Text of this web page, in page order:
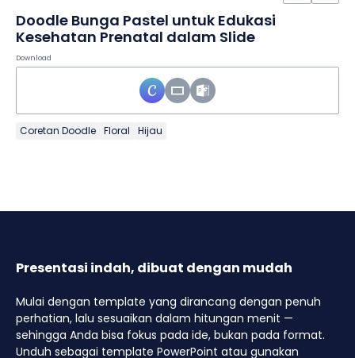
Doodle Bunga Pastel untuk Edukasi
Kesehatan Prenatal dalam Slide
Download
Coretan Doodle Floral Hijau
Presentasi indah, dibuat dengan mudah
Mulai dengan template yang dirancang dengan penuh
perhatian, lalu sesuaikan dalam hitungan menit —
sehingga Anda bisa fokus pada ide, bukan pada format.
Unduh sebagai template PowerPoint atau gunakan